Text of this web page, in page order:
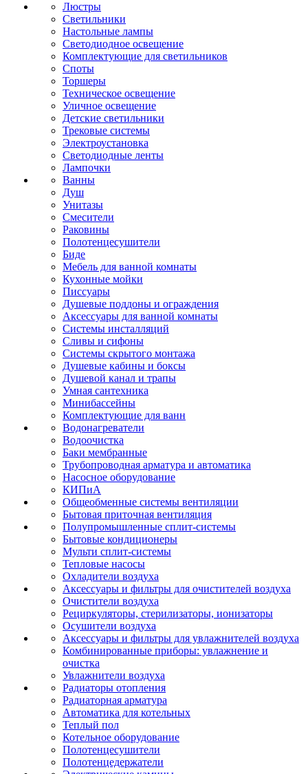
Люстры
Светильники
Настольные лампы
Светодиодное освещение
Комплектующие для светильников
Споты
Торшеры
Техническое освещение
Уличное освещение
Детские светильники
Трековые системы
Электроустановка
Светодиодные ленты
Лампочки
Ванны
Душ
Унитазы
Смесители
Раковины
Полотенцесушители
Биде
Мебель для ванной комнаты
Кухонные мойки
Писсуары
Душевые поддоны и ограждения
Аксессуары для ванной комнаты
Системы инсталляций
Сливы и сифоны
Системы скрытого монтажа
Душевые кабины и боксы
Душевой канал и трапы
Умная сантехника
Минибассейны
Комплектующие для ванн
Водонагреватели
Водоочистка
Баки мембранные
Трубопроводная арматура и автоматика
Насосное оборудование
КИПиА
Общеобменные системы вентиляции
Бытовая приточная вентиляция
Полупромышленные сплит-системы
Бытовые кондиционеры
Мульти сплит-системы
Тепловые насосы
Охладители воздуха
Аксессуары и фильтры для очистителей воздуха
Очистители воздуха
Рециркуляторы, стерилизаторы, ионизаторы
Осушители воздуха
Аксессуары и фильтры для увлажнителей воздуха
Комбинированные приборы: увлажнение и
очистка
Увлажнители воздуха
Радиаторы отопления
Радиаторная арматура
Автоматика для котельных
Теплый пол
Котельное оборудование
Полотенцесушители
Полотенцедержатели